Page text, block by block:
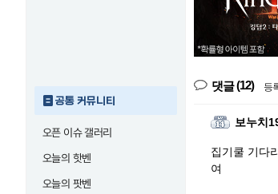
공통 커뮤니티
오픈 이슈 갤러리
오늘의 핫벤
오늘의 팟벤
댓글(12) 등
보누치
집기쿨 기다
여